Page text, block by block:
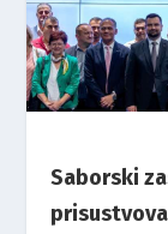
Saborski